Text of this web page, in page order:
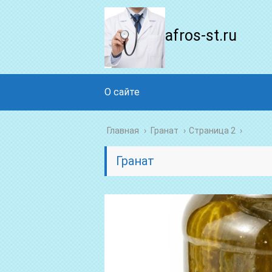
afros-st.ru
О сайте
Главная › Гранат › Страница 2
Гранат